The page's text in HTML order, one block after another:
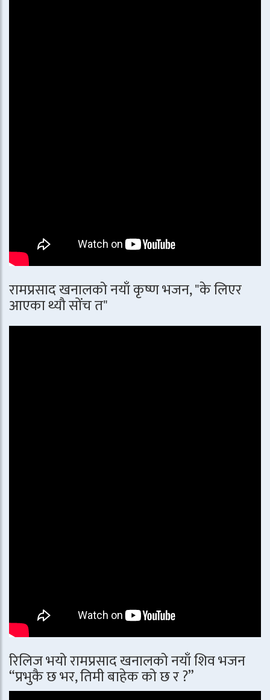
रामप्रसाद खनालको नयाँ कृष्ण भजन, "के लिएर
आएका थ्यौ सोंच त"
रिलिज भयो रामप्रसाद खनालको नयाँ शिव भजन
“प्रभुकै छ भर, तिमी बाहेक को छ र ?”